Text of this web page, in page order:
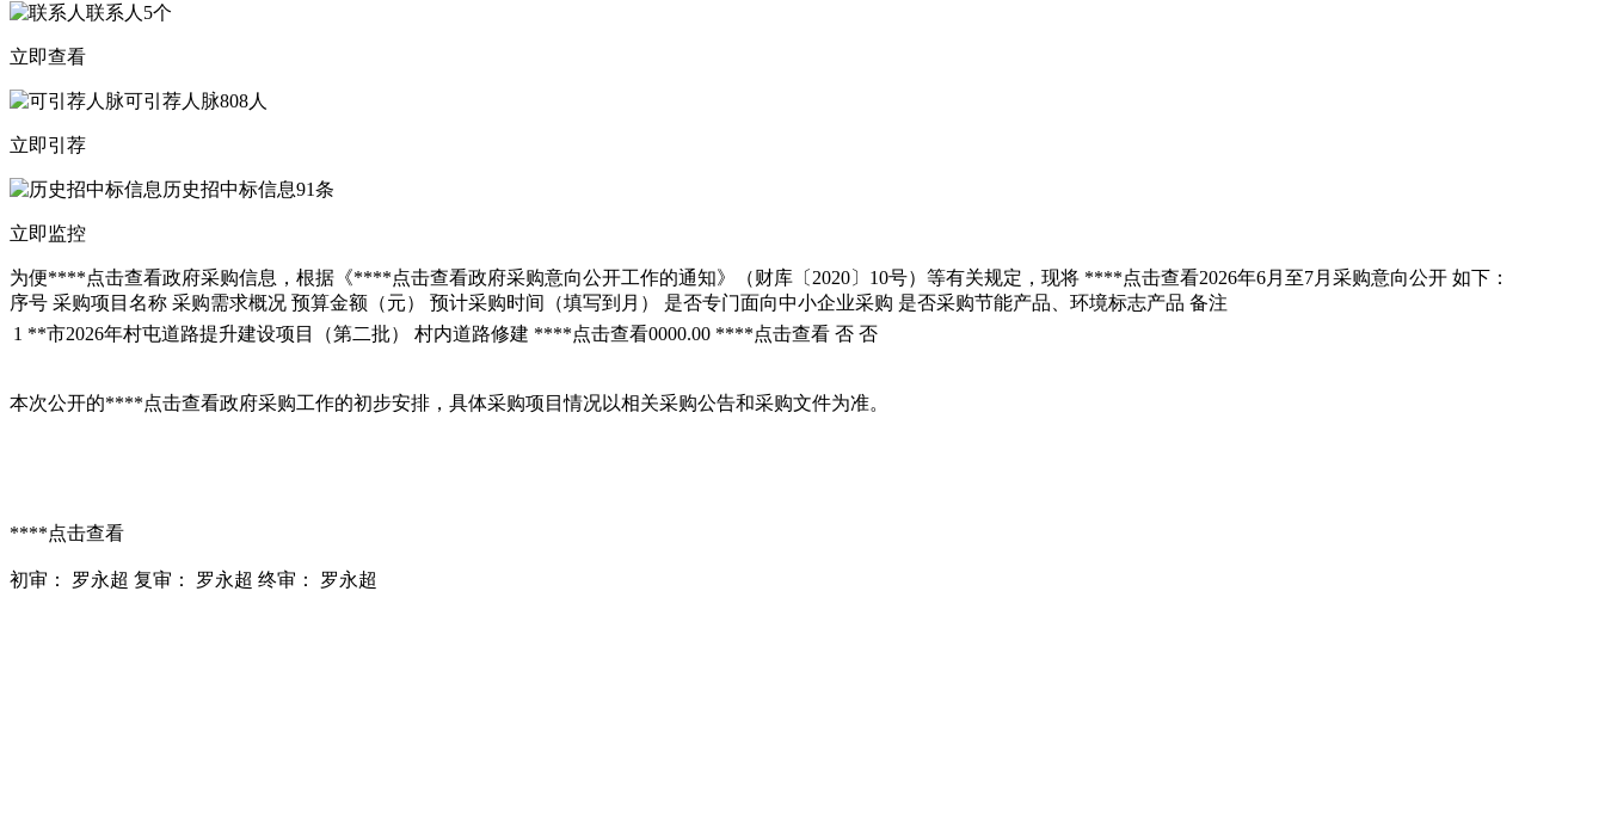
联系人 5个
立即查看
可引荐人脉808人
立即引荐
历史招中标信息91条
立即监控
为便****点击查看政府采购信息，根据《****点击查看政府采购意向公开工作的通知》（财库〔2020〕10号）等有关规定，现将 ****点击查看2026年6月至7月采购意向公开 如下：
序号 采购项目名称 采购需求概况 预算金额（元） 预计采购时间（填写到月） 是否专门面向中小企业采购 是否采购节能产品、环境标志产品 备注
1 **市2026年村屯道路提升建设项目（第二批） 村内道路修建 ****点击查看0000.00 ****点击查看 否 否
本次公开的****点击查看政府采购工作的初步安排，具体采购项目情况以相关采购公告和采购文件为准。
****点击查看
初审： 罗永超 复审： 罗永超 终审： 罗永超